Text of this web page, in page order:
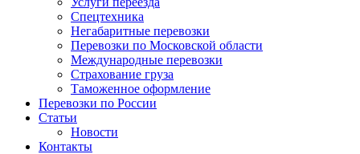
Спецтехника
Негабаритные перевозки
Перевозки по Московской области
Международные перевозки
Страхование груза
Таможенное оформление
Перевозки по России
Статьи
Новости
Контакты